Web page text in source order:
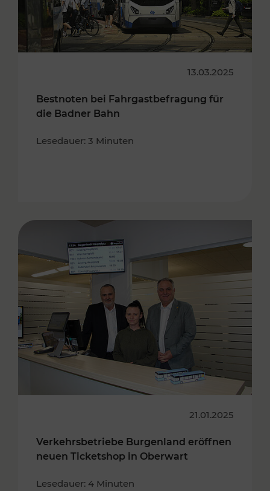
13.03.2025
Bestnoten bei Fahrgastbefragung für
die Badner Bahn
Lesedauer: 3 Minuten
21.01.2025
Verkehrsbetriebe Burgenland eröffnen
neuen Ticketshop in Oberwart
Lesedauer: 4 Minuten